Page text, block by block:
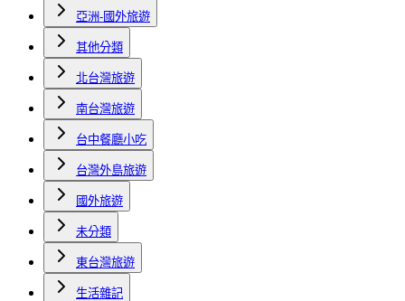
亞洲-國外旅遊
其他分類
北台灣旅遊
南台灣旅遊
台中餐廳小吃
台灣外島旅遊
國外旅遊
未分類
東台灣旅遊
生活雜記